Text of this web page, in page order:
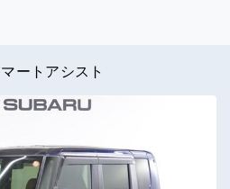
ートアシスト